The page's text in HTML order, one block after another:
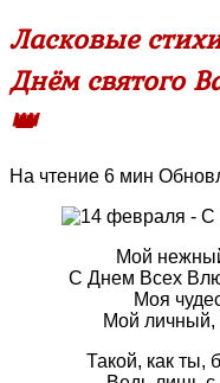
Ласковые
Днём святого
👑
На чтение 6 мин
Мой
С Днем Всех
Моя
Мой личный,
Такой, как ты,